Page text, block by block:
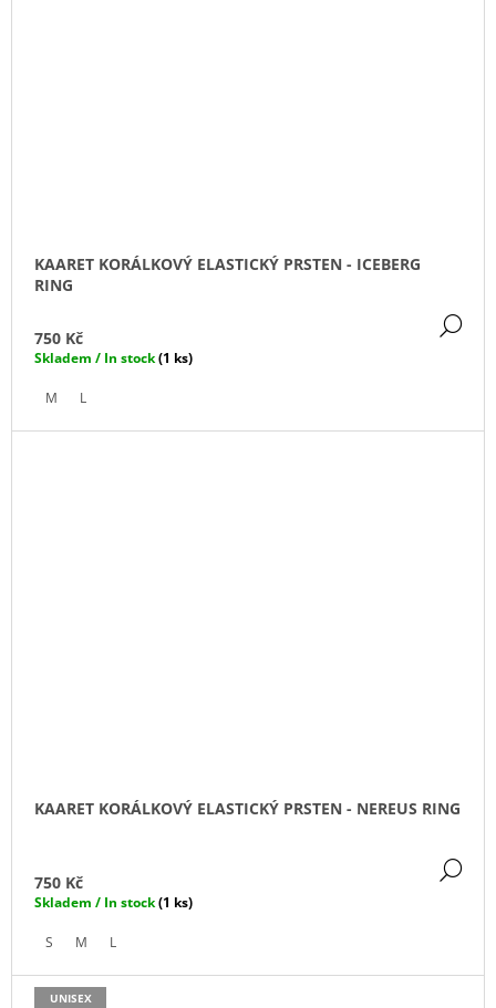
KAARET KORÁLKOVÝ ELASTICKÝ PRSTEN - ICEBERG
RING
750 Kč
Skladem / In stock(1 ks)
M L
KAARET KORÁLKOVÝ ELASTICKÝ PRSTEN - NEREUS RING
750 Kč
Skladem / In stock(1 ks)
S M L
UNISEX